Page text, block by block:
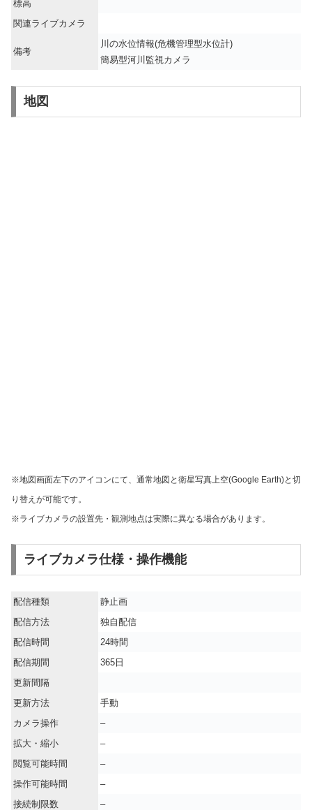
標高
関連ライブカメラ
備考
川の水位情報(危機管理型水位計)
簡易型河川監視カメラ
地図
※地図画面左下のアイコンにて、通常地図と衛星写真上空(Google Earth)と切
り替えが可能です。
※ライブカメラの設置先・観測地点は実際に異なる場合があります。
ライブカメラ仕様・操作機能
配信種類
静止画
配信方法
独自配信
配信時間
24時間
配信期間
365日
更新間隔
更新方法
手動
カメラ操作
–
拡大・縮小
–
閲覧可能時間
–
操作可能時間
–
接続制限数
–